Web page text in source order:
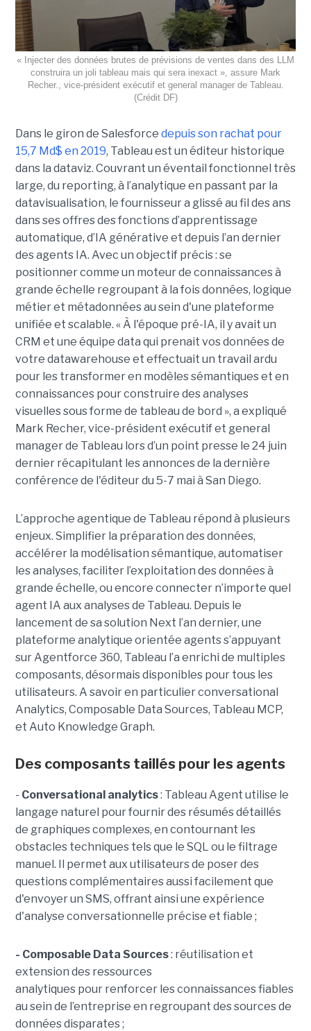
« Injecter des données brutes de prévisions de ventes dans des LLM
construira un joli tableau mais qui sera inexact », assure Mark
Recher., vice-président exécutif et general manager de Tableau.
(Crédit DF)
Dans le giron de Salesforce depuis son rachat pour
15,7 Md$ en 2019, Tableau est un éditeur historique
dans la dataviz. Couvrant un éventail fonctionnel très
large, du reporting, à l’analytique en passant par la
datavisualisation, le fournisseur a glissé au fil des ans
dans ses offres des fonctions d’apprentissage
automatique, d’IA générative et depuis l’an dernier
des agents IA. Avec un objectif précis : se
positionner comme un moteur de connaissances à
grande échelle regroupant à la fois données, logique
métier et métadonnées au sein d'une plateforme
unifiée et scalable. « À l'époque pré-IA, il y avait un
CRM et une équipe data qui prenait vos données de
votre datawarehouse et effectuait un travail ardu
pour les transformer en modèles sémantiques et en
connaissances pour construire des analyses
visuelles sous forme de tableau de bord », a expliqué
Mark Recher, vice-président exécutif et general
manager de Tableau lors d’un point presse le 24 juin
dernier récapitulant les annonces de la dernière
conférence de l'éditeur du 5-7 mai à San Diego.
L’approche agentique de Tableau répond à plusieurs
enjeux. Simplifier la préparation des données,
accélérer la modélisation sémantique, automatiser
les analyses, faciliter l’exploitation des données à
grande échelle, ou encore connecter n’importe quel
agent IA aux analyses de Tableau. Depuis le
lancement de sa solution Next l’an dernier, une
plateforme analytique orientée agents s’appuyant
sur Agentforce 360, Tableau l’a enrichi de multiples
composants, désormais disponibles pour tous les
utilisateurs. A savoir en particulier conversational
Analytics, Composable Data Sources, Tableau MCP,
et Auto Knowledge Graph.
Des composants taillés pour les agents
- Conversational analytics: Tableau Agent utilise le
langage naturel pour fournir des résumés détaillés
de graphiques complexes, en contournant les
obstacles techniques tels que le SQL ou le filtrage
manuel. Il permet aux utilisateurs de poser des
questions complémentaires aussi facilement que
d'envoyer un SMS, offrant ainsi une expérience
d'analyse conversationnelle précise et fiable ;
- Composable Data Sources: réutilisation et
extension des ressources
analytiques pour renforcer les connaissances fiables
au sein de l’entreprise en regroupant des sources de
données disparates ;